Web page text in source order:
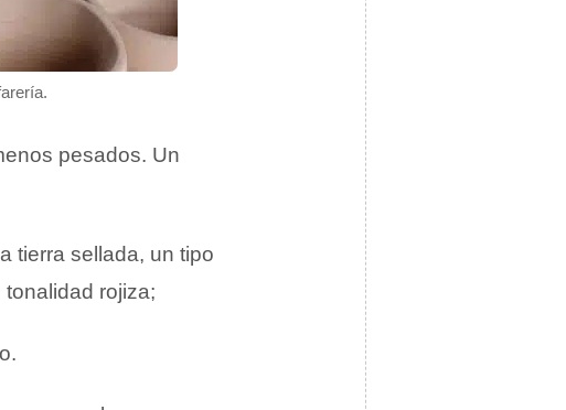
pesados. Un
tierra sellada, un tipo
rojiza;